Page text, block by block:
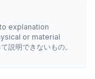
explanation
or material
説明できないもの。